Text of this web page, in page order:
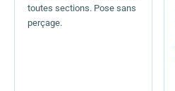
toutes sections. Pose sans
perçage.